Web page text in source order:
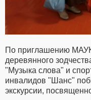
По приглашению
деревянного
"Музыка слова" и
инвалидов "Шанс"
экскурсии,